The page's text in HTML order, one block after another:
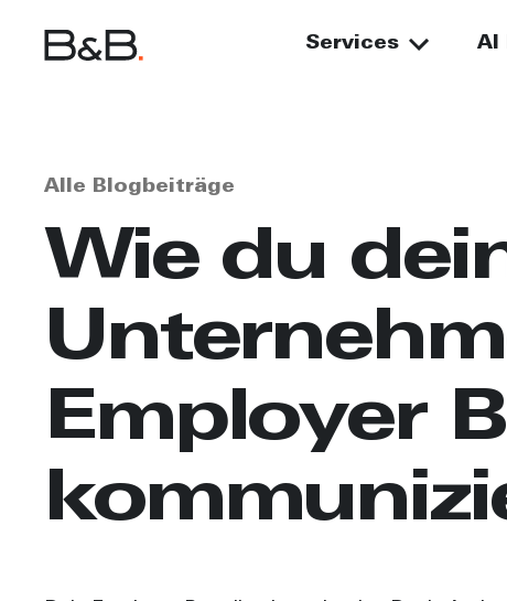
Services AI
Alle Blogbeiträge
Wie du
Employer